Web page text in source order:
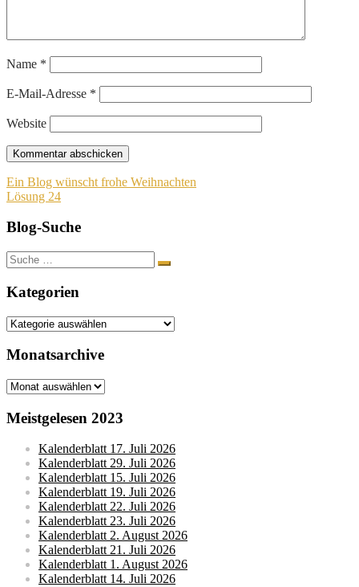
Name *
E-Mail-Adresse *
Website
Beitragsnavigation
Ein Blog wünscht frohe Weihnachten
Lösung 24
Blog-Suche
Suche
nach:
Kategorien
Kategorien
Monatsarchive
Monatsarchive
Meistgelesen 2023
Kalenderblatt 17. Juli 2026
Kalenderblatt 29. Juli 2026
Kalenderblatt 15. Juli 2026
Kalenderblatt 19. Juli 2026
Kalenderblatt 22. Juli 2026
Kalenderblatt 23. Juli 2026
Kalenderblatt 2. August 2026
Kalenderblatt 21. Juli 2026
Kalenderblatt 1. August 2026
Kalenderblatt 14. Juli 2026